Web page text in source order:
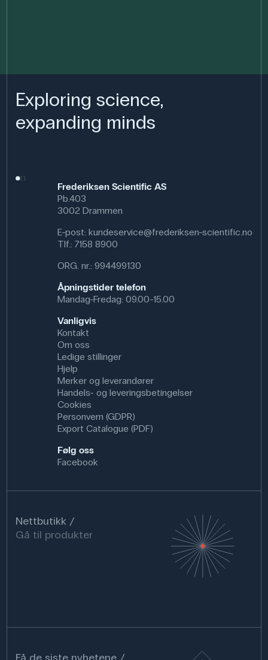
Exploring science,
expanding minds
Frederiksen Scientific AS
Pb.403
3002 Drammen
E-post: kundeservice@frederiksen-scientific.no
Tlf.: 7158 8900
ORG. nr.: 994499130
Åpningstider telefon
Mandag-Fredag: 09.00-15.00
Vanligvis
Kontakt
Om oss
Ledige stillinger
Hjelp
Merker og leverandører
Handels- og leveringsbetingelser
Cookies
Personvern (GDPR)
Export Catalogue (PDF)
Følg oss
Facebook
Nettbutikk
Gå til produkter